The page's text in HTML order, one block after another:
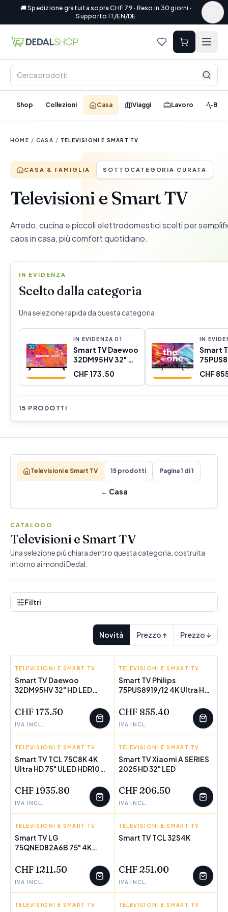
🚚 Spedizione gratuita sopra CHF 79 · Reso in 30 giorni ·
Supporto IT/EN/DE
Shop Collezioni Casa Viaggi Lavoro
HOME / CASA / TELEVISIONI E SMART TV
CASA & FAMIGLIA SOTTOCATEGORIA CURATA
Televisioni e Smart TV
Arredo, cucina e piccoli elettrodomestici scelti per
caos in casa, più comfort quotidiano.
IN EVIDENZA
Scelto dalla categoria
Una selezione rapida da questa categoria.
IN EVIDENZA 0 1
Smart TV Daewoo
32DM95HV 32" HD
LED Senza Fili
HDR10 Direct-LED
CHF 173.50
IN
Smart
Ultra
B)
CHF
15 PRODOTTI
Televisioni e Smart TV 15 prodotti Pagina 1 di 1
← Casa
CATALOGO
Televisioni e Smart TV
Una selezione più chiara dentro questa categoria, costruita
intorno ai mondi Dedal.
Filtri
Novità Prezzo ↑ Prezzo ↓
DAEWOO
POCHI PEZZI
TELEVISIONI E SMART TV
Smart TV Daewoo
32DM95HV 32" HD LED
LED
CHF 173.50
IVA INCL.
PHILIPS
POCHI PEZZI
TELEVISIONI E SMART TV
Smart TV Philips
75PUS8919/12 4K Ultra HD
CHF 855.40
IVA INCL.
TCL
POCHI PEZZI
TELEVISIONI E SMART TV
Smart TV TCL 75C8K 4K
Ultra HD 75" ULED HDR10+
(Ricondizionati B)
CHF 1935.80
IVA INCL.
XIAOMI
POCHI PEZZI
TELEVISIONI E SMART TV
Smart TV Xiaomi A SERIES
2025 HD 32" LED
CHF 206.50
IVA INCL.
LG
POCHI PEZZI
TELEVISIONI E SMART TV
Smart TV LG
75QNED82A6B 75" 4K
LED QNED
CHF 1211.50
IVA INCL.
TCL
TELEVISIONI E SMART TV
Smart TV TCL 32S4K
CHF 251.00
IVA INCL.
XIAOMI
TELEVISIONI E SMART TV HISENSE
TELEVISIONI E SMART TV